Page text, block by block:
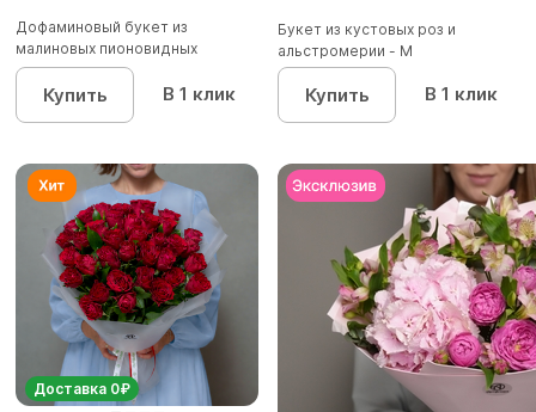
Дофаминовый букет из
малиновых пионовидных
кустовых роз...
Купить В 1 клик
Букет из кустовых роз и
альстромерии - М
Купить В 1 клик
Доставка 0₽